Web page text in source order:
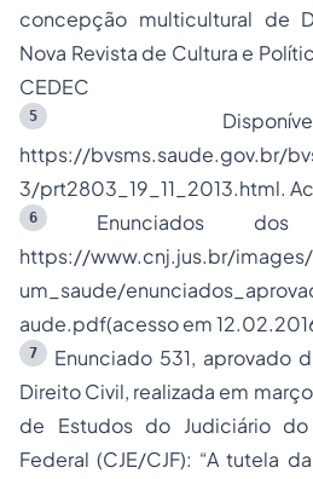
concepção multicultural de
Nova Revista de Cultura e
CEDEC
5
https://bvsms.saude.gov.br/
3/prt2803_19_11_2013.html.
6
Enunciados dos
https://www.cnj.jus.br/
um_saude/
aude.pdf(acesso em
7
Enunciado 531, aprovado
Direito Civil, realizada em
de Estudos do Judiciário
Federal (CJE/CJF): “A tutela